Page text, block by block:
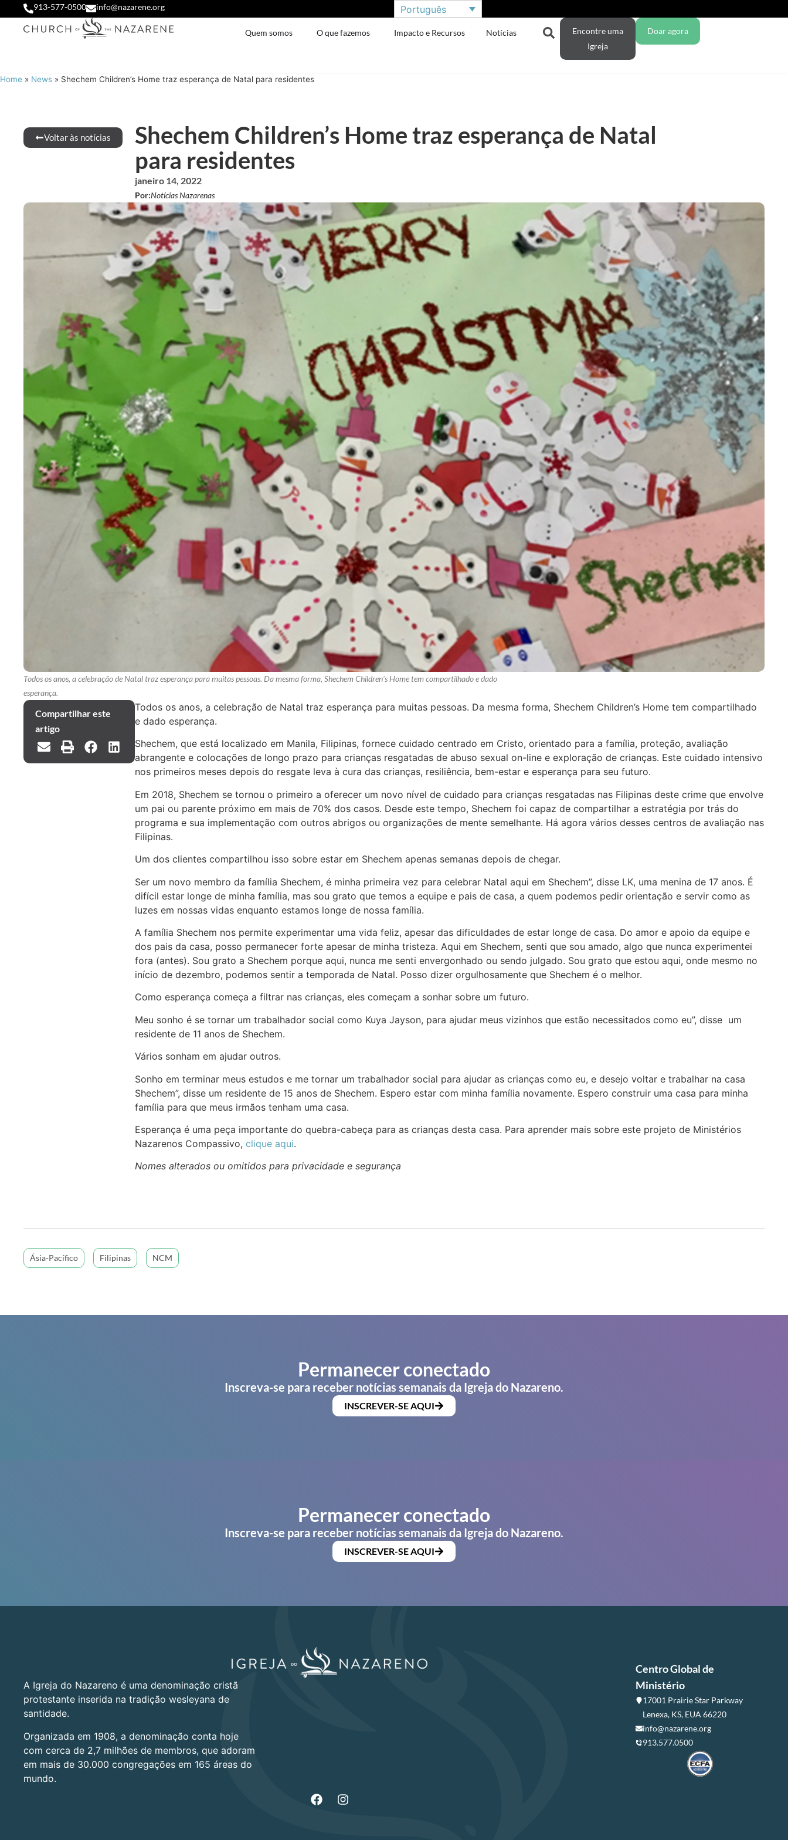
913-577-0500 info@nazarene.org Português
Quem somos O que fazemos Impacto e Recursos Notícias
Encontre uma
Igreja
Doar agora
Home » News » Shechem Children’s Home traz esperança de Natal para residentes
Voltar às notícias
Shechem Children’s Home traz esperança de Natal
para residentes
janeiro 14, 2022
Por:Notícias Nazarenas
Todos os anos, a celebração de Natal traz esperança para muitas pessoas. Da mesma forma, Shechem Children's Home tem compartilhado e dado
esperança.
Compartilhar este
artigo
Todos os anos, a celebração de Natal traz esperança para muitas pessoas. Da mesma forma, Shechem Children’s Home tem compartilhado
e dado esperança.
Shechem, que está localizado em Manila, Filipinas, fornece cuidado centrado em Cristo, orientado para a família, proteção, avaliação
abrangente e colocações de longo prazo para crianças resgatadas de abuso sexual on-line e exploração de crianças. Este cuidado intensivo
nos primeiros meses depois do resgate leva à cura das crianças, resiliência, bem-estar e esperança para seu futuro.
Em 2018, Shechem se tornou o primeiro a oferecer um novo nível de cuidado para crianças resgatadas nas Filipinas deste crime que envolve
um pai ou parente próximo em mais de 70% dos casos. Desde este tempo, Shechem foi capaz de compartilhar a estratégia por trás do
programa e sua implementação com outros abrigos ou organizações de mente semelhante. Há agora vários desses centros de avaliação nas
Filipinas.
Um dos clientes compartilhou isso sobre estar em Shechem apenas semanas depois de chegar.
Ser um novo membro da família Shechem, é minha primeira vez para celebrar Natal aqui em Shechem”, disse LK, uma menina de 17 anos. É
difícil estar longe de minha família, mas sou grato que temos a equipe e pais de casa, a quem podemos pedir orientação e servir como as
luzes em nossas vidas enquanto estamos longe de nossa família.
A família Shechem nos permite experimentar uma vida feliz, apesar das dificuldades de estar longe de casa. Do amor e apoio da equipe e
dos pais da casa, posso permanecer forte apesar de minha tristeza. Aqui em Shechem, senti que sou amado, algo que nunca experimentei
fora (antes). Sou grato a Shechem porque aqui, nunca me senti envergonhado ou sendo julgado. Sou grato que estou aqui, onde mesmo no
início de dezembro, podemos sentir a temporada de Natal. Posso dizer orgulhosamente que Shechem é o melhor.
Como esperança começa a filtrar nas crianças, eles começam a sonhar sobre um futuro.
Meu sonho é se tornar um trabalhador social como Kuya Jayson, para ajudar meus vizinhos que estão necessitados como eu”, disse um
residente de 11 anos de Shechem.
Vários sonham em ajudar outros.
Sonho em terminar meus estudos e me tornar um trabalhador social para ajudar as crianças como eu, e desejo voltar e trabalhar na casa
Shechem”, disse um residente de 15 anos de Shechem. Espero estar com minha família novamente. Espero construir uma casa para minha
família para que meus irmãos tenham uma casa.
Esperança é uma peça importante do quebra-cabeça para as crianças desta casa. Para aprender mais sobre este projeto de Ministérios
Nazarenos Compassivo, clique aqui.
Nomes alterados ou omitidos para privacidade e segurança
Ásia-Pacífico Filipinas NCM
Permanecer conectado
Inscreva-se para receber notícias semanais da Igreja do Nazareno.
INSCREVER-SE AQUI
Permanecer conectado
Inscreva-se para receber notícias semanais da Igreja do Nazareno.
INSCREVER-SE AQUI
A Igreja do Nazareno é uma denominação cristã
protestante inserida na tradição wesleyana de
santidade.
Organizada em 1908, a denominação conta hoje
com cerca de 2,7 milhões de membros, que adoram
em mais de 30.000 congregações em 165 áreas do
mundo.
Centro Global de
Ministério
17001 Prairie Star Parkway
Lenexa, KS, EUA 66220
info@nazarene.org
913.577.0500